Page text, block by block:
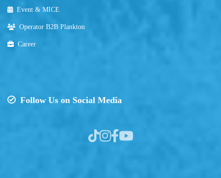
Event & MICE
Operator B2B Plankton
Career
Follow Us on Social Media